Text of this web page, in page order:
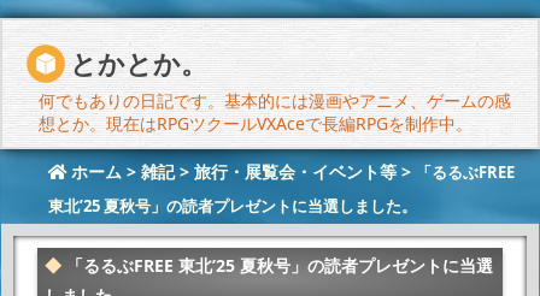
とかとか。
何でもありの日記です。基本的には漫画やアニメ、ゲームの感
想とか。現在はRPGツクールVXAceで長編RPGを制作中。
ホーム > 雑記> 旅行・展覧会・イベント等 >
「るるぶFREE
東北’25 夏秋号」の読者プレゼントに当選しました。
「るるぶFREE 東北’25 夏秋号」の読者プレゼントに当選